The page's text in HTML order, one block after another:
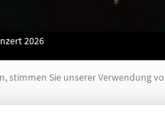
2026
stimmen Sie unserer Verwendung